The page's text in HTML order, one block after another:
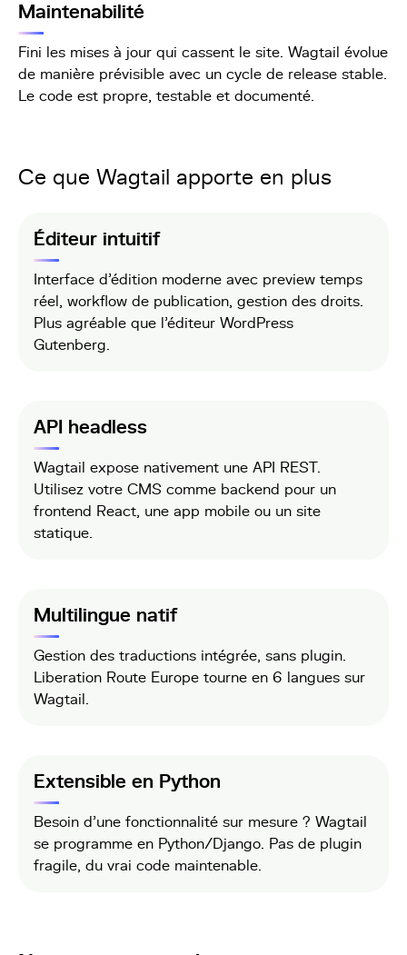
Maintenabilité
Fini les mises à jour qui cassent le site. Wagtail évolue
de manière prévisible avec un cycle de release stable.
Le code est propre, testable et documenté.
Ce que Wagtail apporte en plus
Éditeur intuitif
Interface d'édition moderne avec preview temps
réel, workflow de publication, gestion des droits.
Plus agréable que l'éditeur WordPress
Gutenberg.
API headless
Wagtail expose nativement une API REST.
Utilisez votre CMS comme backend pour un
frontend React, une app mobile ou un site
statique.
Multilingue natif
Gestion des traductions intégrée, sans plugin.
Liberation Route Europe tourne en 6 langues sur
Wagtail.
Extensible en Python
Besoin d'une fonctionnalité sur mesure ? Wagtail
se programme en Python/Django. Pas de plugin
fragile, du vrai code maintenable.